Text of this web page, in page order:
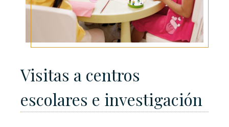
Visitas a centros
escolares e investigación